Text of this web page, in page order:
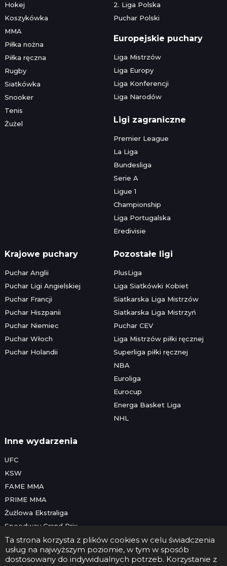
Ta strona korzysta z plików cookies w celu świadczenia
usług na najwyższym poziomie, w tym w sposób
dostosowany do indywidualnych potrzeb. Korzystanie z
Hokej
Koszykówka
MMA
Piłka nożna
Piłka ręczna
Rugby
Siatkówka
Snooker
Tenis
Żużel
2. Liga Polska
Puchar Polski
Europejskie puchary
Liga Mistrzów
Liga Europy
Liga Konferencji
Liga Narodów
Ligi zagraniczne
Premier League
La Liga
Bundesliga
Serie A
Ligue 1
Championship
Liga Portugalska
Eredivisie
Krajowe puchary
Puchar Anglii
Puchar Ligi Angielskiej
Puchar Francji
Puchar Hiszpanii
Puchar Niemiec
Puchar Włoch
Puchar Holandii
Pozostałe ligi
PlusLiga
Liga Siatkówki Kobiet
Siatkarska Liga Mistrzów
Siatkarska Liga Mistrzyń
Puchar CEV
Liga Mistrzów piłki ręcznej
Superliga piłki ręcznej
NBA
Euroliga
Eurocup
Energa Basket Liga
NHL
Inne wydarzenia
UFC
KSW
FAME MMA
PRIME MMA
Żużlowa Ekstraliga
Speedway Grand Prix
Skoki narciarskie